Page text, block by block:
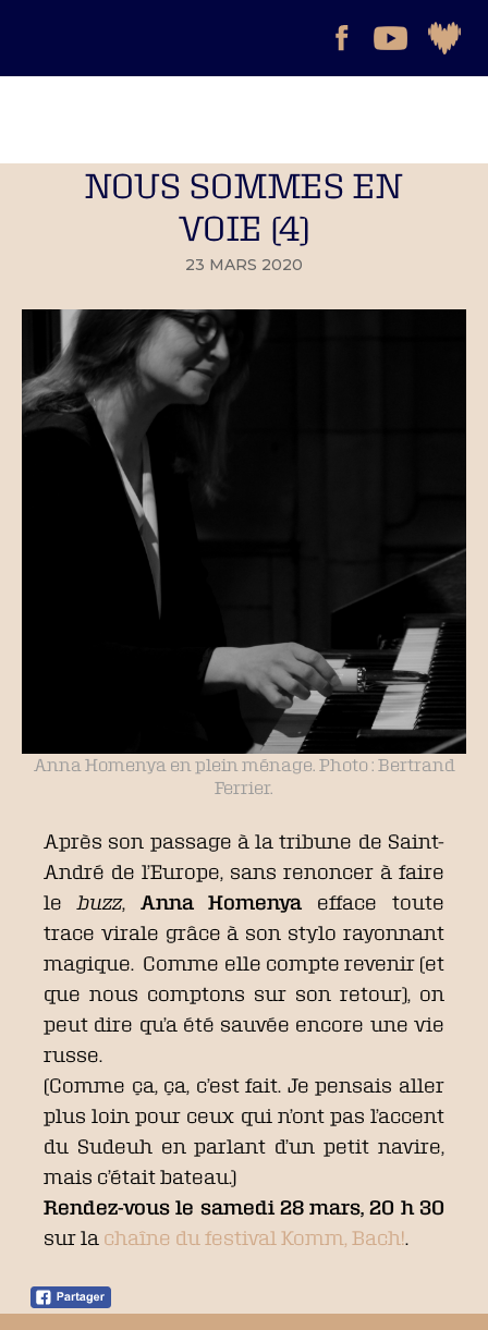
NOUS SOMMES EN
VOIE (4)
23 MARS 2020
Anna Homenya en plein ménage. Photo : Bertrand
Ferrier.
Après son passage à la tribune de Saint-
André de l’Europe, sans renoncer à faire
le buzz,Anna Homenya efface toute
trace virale grâce à son stylo rayonnant
magique. Comme elle compte revenir (et
que nous comptons sur son retour), on
peut dire qu’a été sauvée encore une vie
russe.
(Comme ça, ça, c’est fait. Je pensais aller
plus loin pour ceux qui n’ont pas l’accent
du Sudeuh en parlant d’un petit navire,
mais c’était bateau.)
Rendez-vous le samedi 28 mars, 20 h 30
sur la chaîne du festival Komm, Bach!.